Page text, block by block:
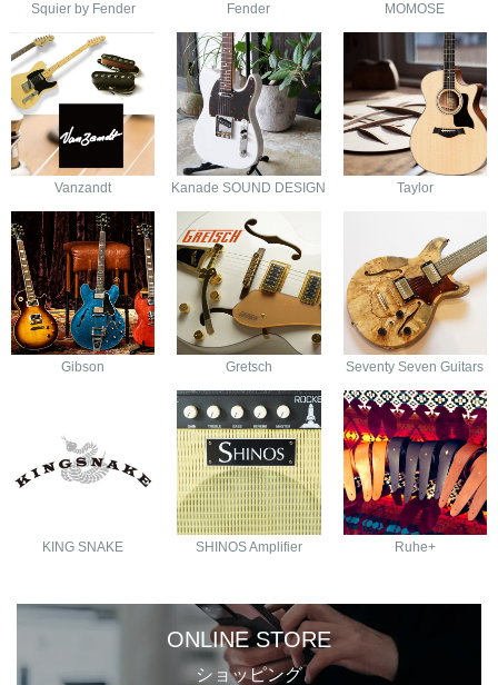
Squier by Fender Fender MOMOSE
Vanzandt Kanade SOUND DESIGN Taylor
Gibson Gretsch Seventy Seven Guitars
KING SNAKE SHINOS Amplifier Ruhe+
ONLINE STORE
ショッピング